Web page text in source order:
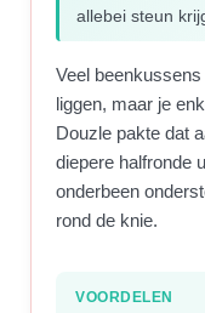
allebei steun
Veel
liggen, maar je
Douzle pakte dat
diepere halfronde
onderbeen
rond de knie.
VOORDELEN